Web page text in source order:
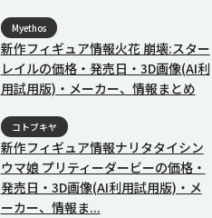
Myethos
新作フィギュア情報火花 崩壊:スター
レイルの価格・発売日・3D画像(AI利
用試用版)・メーカー、情報まとめ
コトブキヤ
新作フィギュア情報ナリタタイシン
ウマ娘 プリティーダービーの価格・
発売日・3D画像(AI利用試用版)・メ
ーカー、情報ま...